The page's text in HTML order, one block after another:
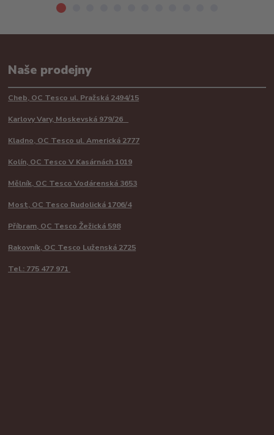
Naše prodejny
Cheb, OC Tesco ul. Pražská 2494/15
Karlovy Vary, Moskevská 979/26
Kladno, OC Tesco ul. Americká 2777
Kolín, OC Tesco V Kasárnách 1019
Mělník, OC Tesco Vodárenská 3653
Most, OC Tesco Rudolická 1706/4
Příbram, OC Tesco Žežická 598
Rakovník, OC Tesco Luženská 2725
Tel.: 775 477 971